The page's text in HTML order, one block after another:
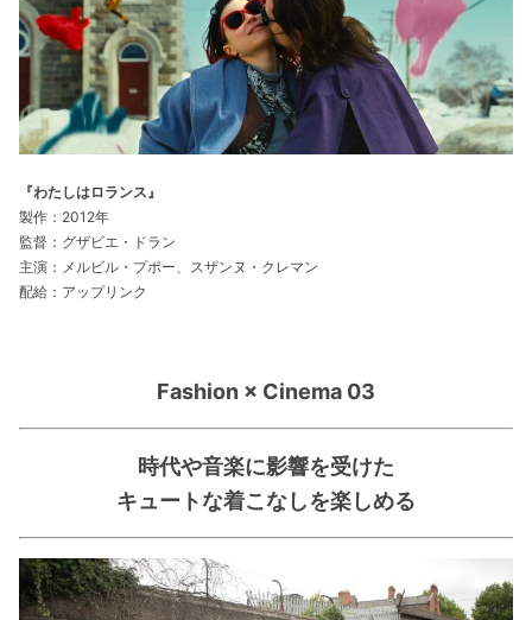
『わたしはロランス』
製作：2012年
監督：グザビエ・ドラン
主演：メルビル・プポー、スザンヌ・クレマン
配給：アップリンク
Fashion × Cinema 03
時代や音楽に影響を受けた
キュートな着こなしを楽しめる